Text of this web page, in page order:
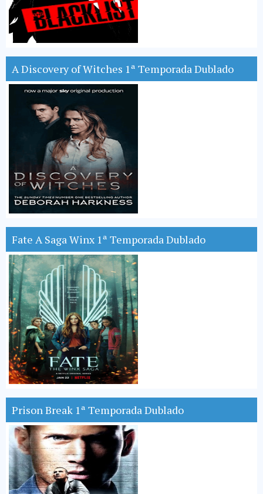
A Discovery of Witches 1ª Temporada Dublado
Fate A Saga Winx 1ª Temporada Dublado
Prison Break 1ª Temporada Dublado